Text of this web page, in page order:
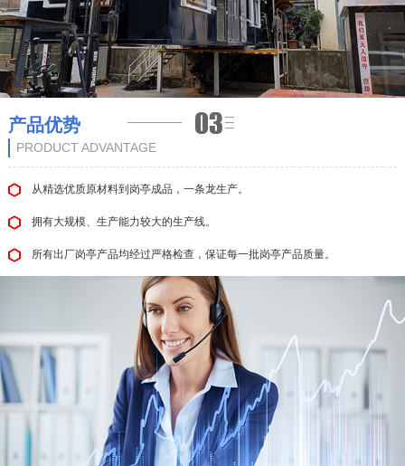
产品优势
PRODUCT ADVANTAGE
从精选优质原材料到岗亭成品，一条龙生产。
拥有大规模、生产能力较大的生产线。
所有出厂岗亭产品均经过严格检查，保证每一批岗亭产品质量。